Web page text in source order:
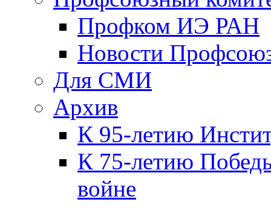
Профком ИЭ РАН
Новости
Для СМИ
Архив
К 95-летию
К 75-летию
войне